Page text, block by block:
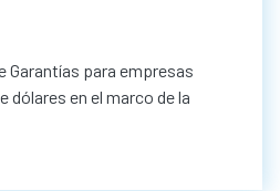
Garantías para empresas
dólares en el marco de la